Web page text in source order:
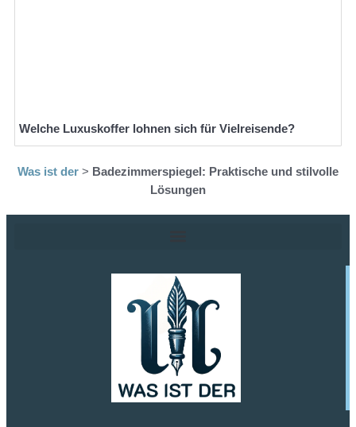
Welche Luxuskoffer lohnen sich für Vielreisende?
Was ist der > Badezimmerspiegel: Praktische und stilvolle
Lösungen